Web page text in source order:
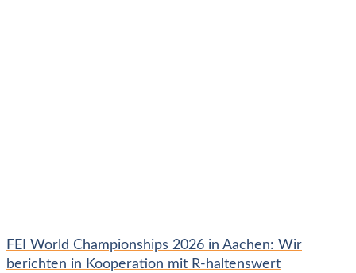
FEI World Championships 2026 in Aachen: Wir
berichten in Kooperation mit R-haltenswert